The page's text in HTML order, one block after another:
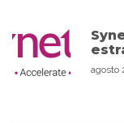
agosto